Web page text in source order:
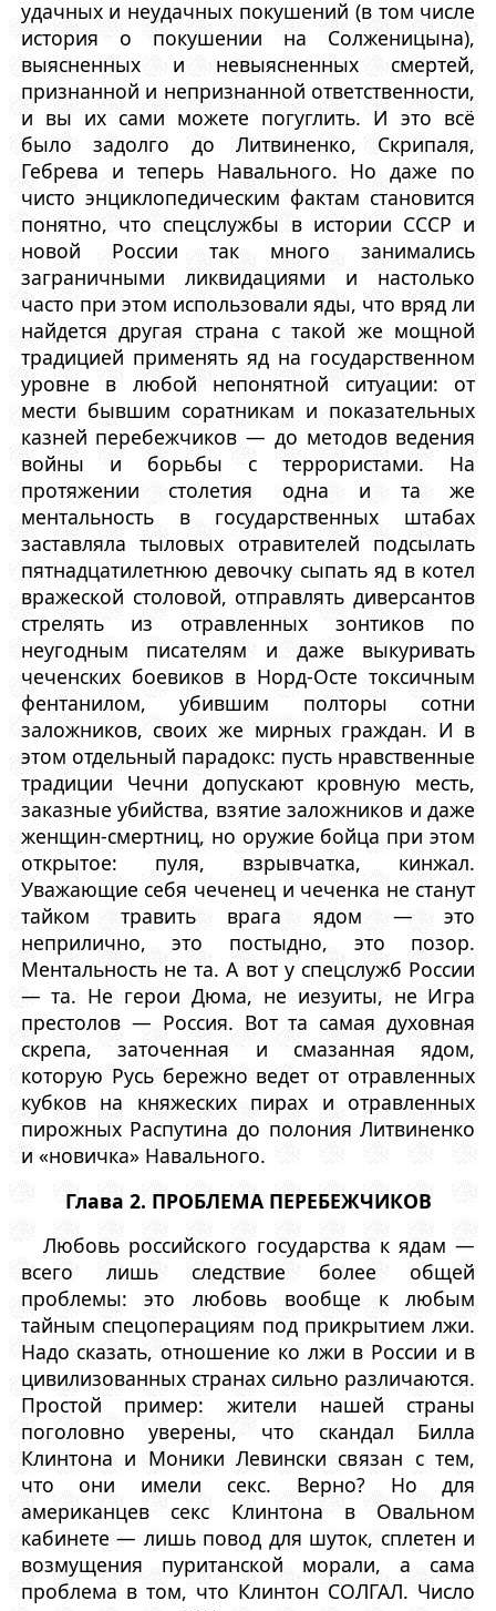
удачных и неудачных покушений (в том числе
история о покушении на Солженицына),
выясненных и невыясненных смертей,
признанной и непризнанной ответственности,
и вы их сами можете погуглить. И это всё
было задолго до Литвиненко, Скрипаля,
Гебрева и теперь Навального. Но даже по
чисто энциклопедическим фактам становится
понятно, что спецслужбы в истории СССР и
новой России так много занимались
заграничными ликвидациями и настолько
часто при этом использовали яды, что вряд ли
найдется другая страна с такой же мощной
традицией применять яд на государственном
уровне в любой непонятной ситуации: от
мести бывшим соратникам и показательных
казней перебежчиков — до методов ведения
войны и борьбы с террористами. На
протяжении столетия одна и та же
ментальность в государственных штабах
заставляла тыловых отравителей подсылать
пятнадцатилетнюю девочку сыпать яд в котел
вражеской столовой, отправлять диверсантов
стрелять из отравленных зонтиков по
неугодным писателям и даже выкуривать
чеченских боевиков в Норд-Осте токсичным
фентанилом, убившим полторы сотни
заложников, своих же мирных граждан. И в
этом отдельный парадокс: пусть нравственные
традиции Чечни допускают кровную месть,
заказные убийства, взятие заложников и даже
женщин-смертниц, но оружие бойца при этом
открытое: пуля, взрывчатка, кинжал.
Уважающие себя чеченец и чеченка не станут
тайком травить врага ядом — это
неприлично, это постыдно, это позор.
Ментальность не та. А вот у спецслужб России
— та. Не герои Дюма, не иезуиты, не Игра
престолов — Россия. Вот та самая духовная
скрепа, заточенная и смазанная ядом,
которую Русь бережно ведет от отравленных
кубков на княжеских пирах и отравленных
пирожных Распутина до полония Литвиненко
и «новичка» Навального.
Глава 2. ПРОБЛЕМА ПЕРЕБЕЖЧИКОВ
Любовь российского государства к ядам —
всего лишь следствие более общей
проблемы: это любовь вообще к любым
тайным спецоперациям под прикрытием лжи.
Надо сказать, отношение ко лжи в России и в
цивилизованных странах сильно различаются.
Простой пример: жители нашей страны
поголовно уверены, что скандал Билла
Клинтона и Моники Левински связан с тем,
что они имели секс. Верно? Но для
американцев секс Клинтона в Овальном
кабинете — лишь повод для шуток, сплетен и
возмущения пуританской морали, а сама
проблема в том, что Клинтон СОЛГАЛ. Число